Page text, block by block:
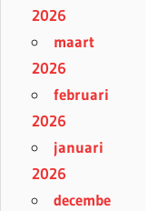
2026
maart
2026
februari
2026
januari
2026
decembe